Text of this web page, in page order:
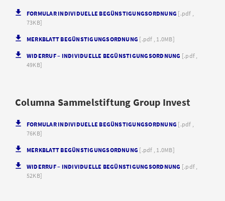
FORMULAR INDIVIDUELLE BEGÜNSTIGUNGSORDNUNG [.pdf ,
73KB]
MERKBLATT BEGÜNSTIGUNGSORDNUNG [.pdf , 1.0MB]
WIDERRUF – INDIVIDUELLE BEGÜNSTIGUNGSORDNUNG [.pdf ,
49KB]
Columna Sammelstiftung Group Invest
FORMULAR INDIVIDUELLE BEGÜNSTIGUNGSORDNUNG [.pdf ,
76KB]
MERKBLATT BEGÜNSTIGUNGSORDNUNG [.pdf , 1.0MB]
WIDERRUF – INDIVIDUELLE BEGÜNSTIGUNGSORDNUNG [.pdf ,
52KB]